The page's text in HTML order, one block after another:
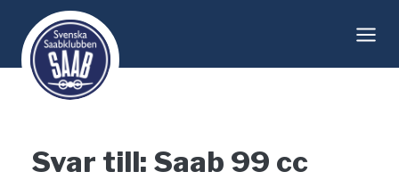
content
Svar till: Saab 99 cc